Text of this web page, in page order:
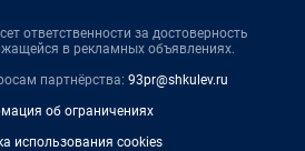
ответственности за достоверность
в рекламных объявлениях.
партнёрства: 93pr@shkulev.ru
об ограничениях
использования cookies